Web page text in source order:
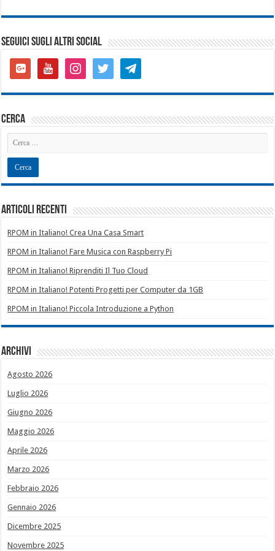
SEGUICI SUGLI ALTRI SOCIAL
google-
plus-
youtubeinstagramtwitter telegram
cerca
Articoli recenti
RPOM in Italiano! Crea Una Casa Smart
RPOM in Italiano! Fare Musica con Raspberry Pi
RPOM in Italiano! Riprenditi Il Tuo Cloud
RPOM in Italiano! Potenti Progetti per Computer da 1GB
RPOM in Italiano! Piccola Introduzione a Python
Archivi
Agosto 2026
Luglio 2026
Giugno 2026
Maggio 2026
Aprile 2026
Marzo 2026
Febbraio 2026
Gennaio 2026
Dicembre 2025
Novembre 2025